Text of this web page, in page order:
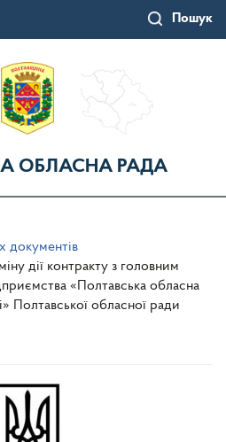
Пошук
ОБЛАСНА РАДА
документів
дії контракту з головним
«Полтавська обласна
Полтавської обласної ради